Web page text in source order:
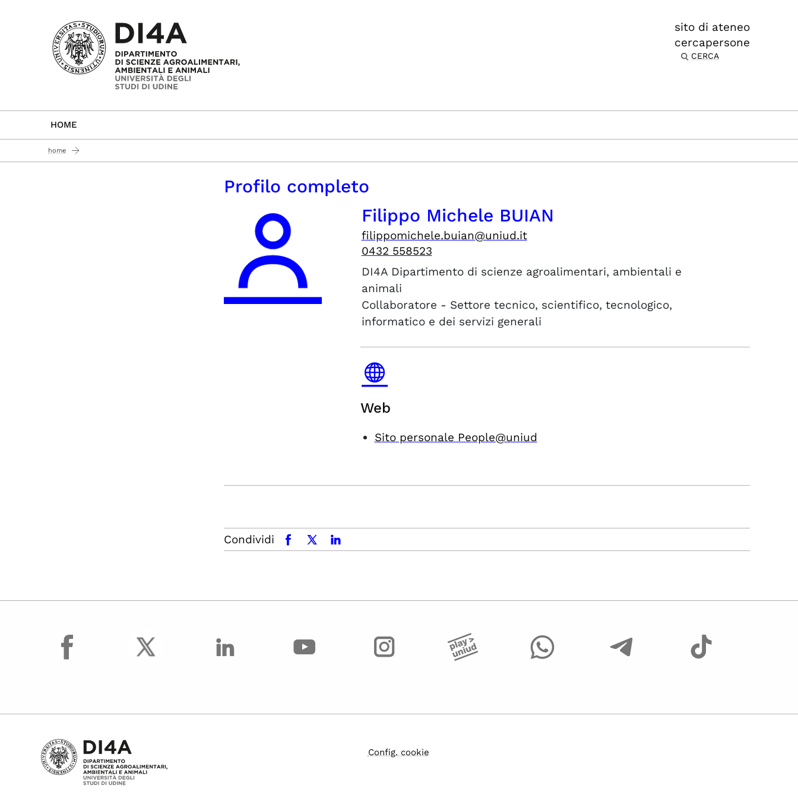
Passa al contenuto principale
sito di ateneo
cercapersone
CERCA
HOME
home
Profilo completo
Filippo Michele BUIAN
filippomichele.buian@uniud.it
0432 558523
DI4A Dipartimento di scienze agroalimentari, ambientali e
animali
Collaboratore - Settore tecnico, scientifico, tecnologico,
informatico e dei servizi generali
Web
Sito personale People@uniud
Condividi facebookx.comlinkedin
facebook
Config. cookie